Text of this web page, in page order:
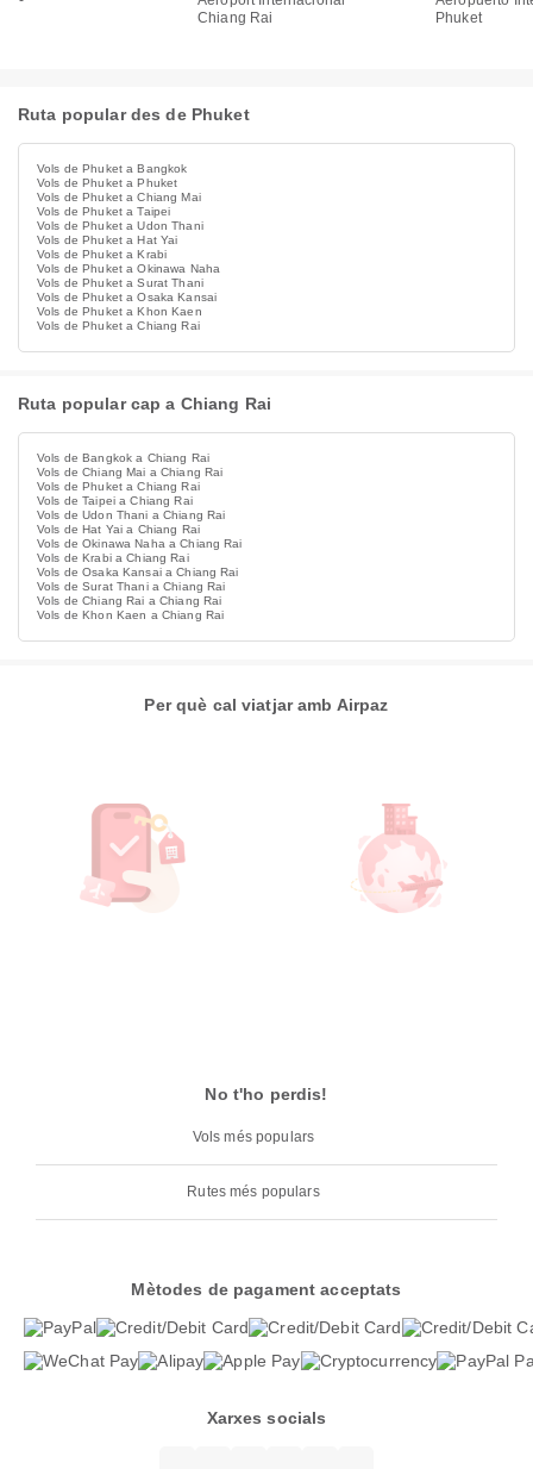
Chiang Rai
Phuket
Ruta popular des de Phuket
Vols de Phuket a Bangkok
Vols de Phuket a Phuket
Vols de Phuket a Chiang Mai
Vols de Phuket a Taipei
Vols de Phuket a Udon Thani
Vols de Phuket a Hat Yai
Vols de Phuket a Krabi
Vols de Phuket a Okinawa Naha
Vols de Phuket a Surat Thani
Vols de Phuket a Osaka Kansai
Vols de Phuket a Khon Kaen
Vols de Phuket a Chiang Rai
Ruta popular cap a Chiang Rai
Vols de Bangkok a Chiang Rai
Vols de Chiang Mai a Chiang Rai
Vols de Phuket a Chiang Rai
Vols de Taipei a Chiang Rai
Vols de Udon Thani a Chiang Rai
Vols de Hat Yai a Chiang Rai
Vols de Okinawa Naha a Chiang Rai
Vols de Krabi a Chiang Rai
Vols de Osaka Kansai a Chiang Rai
Vols de Surat Thani a Chiang Rai
Vols de Chiang Rai a Chiang Rai
Vols de Khon Kaen a Chiang Rai
Per què cal viatjar amb Airpaz
No t'ho perdis!
Vols més populars
Rutes més populars
Mètodes de pagament acceptats
Xarxes socials